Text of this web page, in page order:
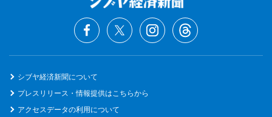
シブヤ経済新聞について
プレスリリース・情報提供はこちらから
アクセスデータの利用について